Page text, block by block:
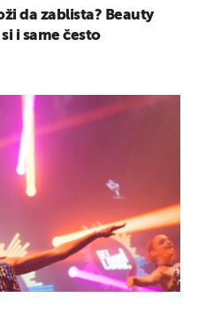
da zablista? Beauty
i same često